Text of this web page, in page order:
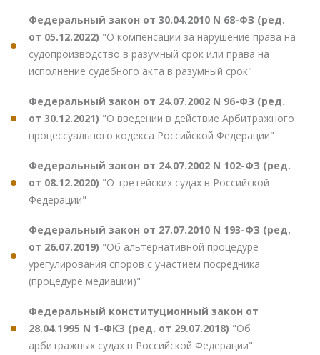
Федеральный закон от 30.04.2010 N 68-ФЗ (ред.
от 05.12.2022) "О компенсации за нарушение права на
судопроизводство в разумный срок или права на
исполнение судебного акта в разумный срок"
Федеральный закон от 24.07.2002 N 96-ФЗ (ред.
от 30.12.2021) "О введении в действие Арбитражного
процессуального кодекса Российской Федерации"
Федеральный закон от 24.07.2002 N 102-ФЗ (ред.
от 08.12.2020) "О третейских судах в Российской
Федерации"
Федеральный закон от 27.07.2010 N 193-ФЗ (ред.
от 26.07.2019) "Об альтернативной процедуре
урегулирования споров с участием посредника
(процедуре медиации)"
Федеральный конституционный закон от
28.04.1995 N 1-ФКЗ (ред. от 29.07.2018) "Об
арбитражных судах в Российской Федерации"